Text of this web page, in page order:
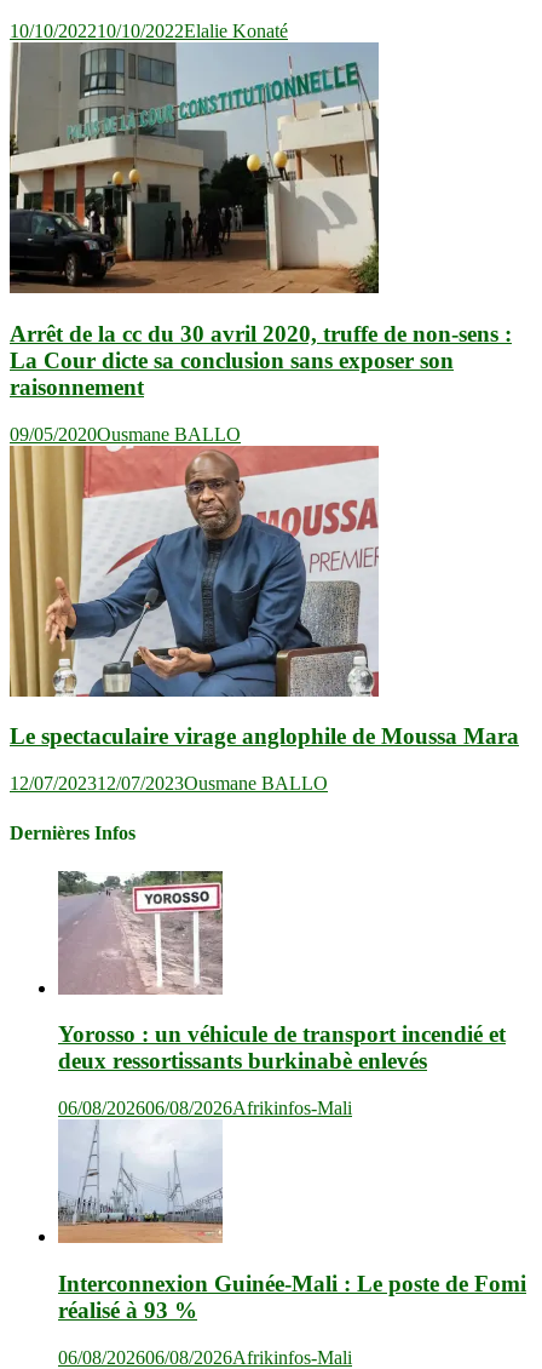
10/10/202210/10/2022Elalie Konaté
Arrêt de la cc du 30 avril 2020, truffe de non-sens :
La Cour dicte sa conclusion sans exposer son
raisonnement
09/05/2020Ousmane BALLO
Le spectaculaire virage anglophile de Moussa Mara
12/07/202312/07/2023Ousmane BALLO
Dernières Infos
Yorosso : un véhicule de transport incendié et
deux ressortissants burkinabè enlevés
06/08/202606/08/2026Afrikinfos-Mali
Interconnexion Guinée-Mali : Le poste de Fomi
réalisé à 93 %
06/08/202606/08/2026Afrikinfos-Mali